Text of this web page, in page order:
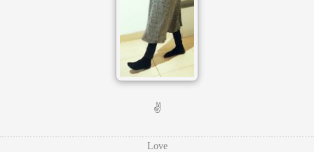
✌️
Love